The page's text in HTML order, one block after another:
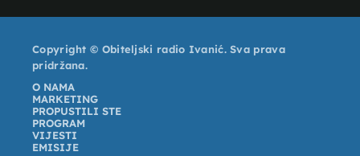
Copyright © Obiteljski radio Ivanić. Sva prava
pridržana.
O NAMA
MARKETING
PROPUSTILI STE
PROGRAM
VIJESTI
EMISIJE